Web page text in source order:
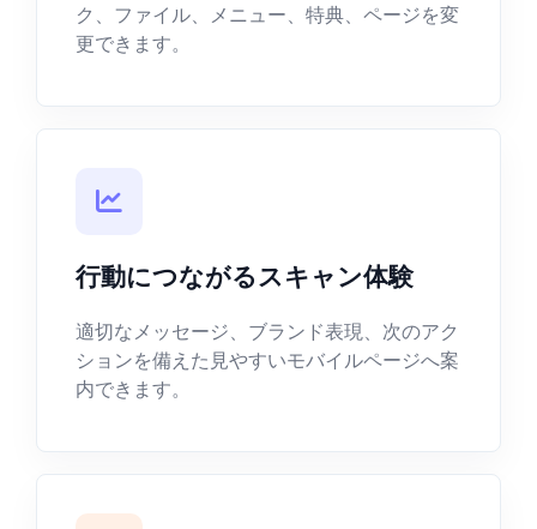
ク、ファイル、メニュー、特典、ページを変
更できます。
行動につながるスキャン体験
適切なメッセージ、ブランド表現、次のアク
ションを備えた見やすいモバイルページへ案
内できます。